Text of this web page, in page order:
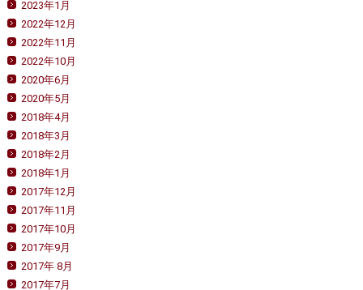
2023年1月
2022年12月
2022年11月
2022年10月
2020年6月
2020年5月
2018年4月
2018年3月
2018年2月
2018年1月
2017年12月
2017年11月
2017年10月
2017年9月
2017年 8月
2017年7月